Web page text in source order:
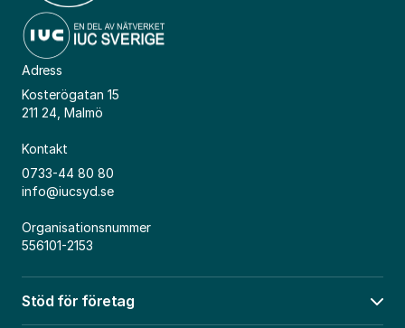
Adress
Kosterögatan 15
211 24, Malmö
Kontakt
0733-44 80 80
info@iucsyd.se
Organisationsnummer
556101-2153
Stöd för företag